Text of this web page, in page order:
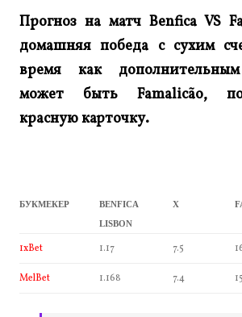
Прогноз на матч Benfica VS
домашняя победа с сухим
время как
может быть Famalicão,
красную карточку.
БУКМЕКЕР
BENFICA
LISBON
X
1xBet 1.17 7.5
MelBet 1.168 7.4 15